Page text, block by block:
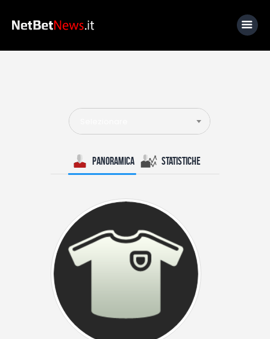
News
Calcio
Basket
Tennis
Lo Sapevi Che
Fantacalcio
I consigli di Giulia
Serie A
Panoramica Statistiche